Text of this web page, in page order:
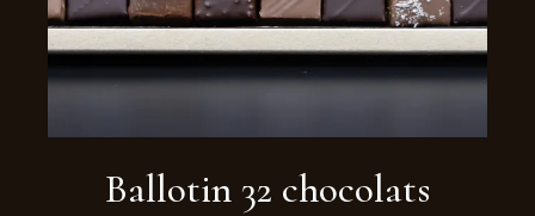
Ballotin 32 chocolats